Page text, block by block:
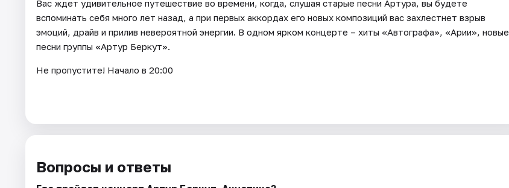
Вас ждет удивительное путешествие во времени, когда, слушая старые песни Артура, вы будете
вспоминать себя много лет назад, а при первых аккордах его новых композиций вас захлестнет взрыв
эмоций, драйв и прилив невероятной энергии. В одном ярком концерте – хиты «Автографа», «Арии», новые
песни группы «Артур Беркут».
Не пропустите! Начало в 20:00
Вопросы и ответы